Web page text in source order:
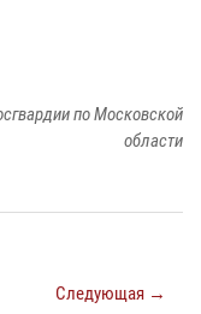
по Московской
области
Следующая →